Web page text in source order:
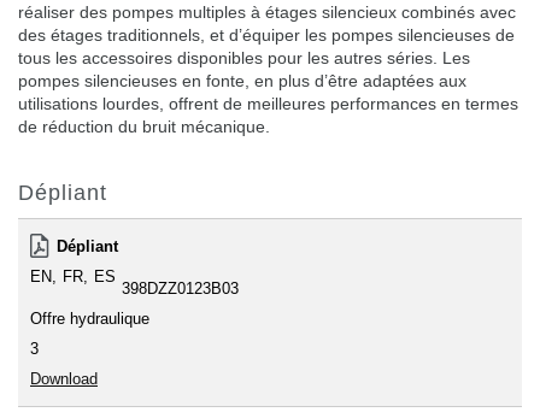
réaliser des pompes multiples à étages silencieux combinés avec
des étages traditionnels, et d’équiper les pompes silencieuses de
tous les accessoires disponibles pour les autres séries. Les
pompes silencieuses en fonte, en plus d’être adaptées aux
utilisations lourdes, offrent de meilleures performances en termes
de réduction du bruit mécanique.
Dépliant
Dépliant
EN
FR ES
398DZZ0123B03
Offre hydraulique
3
Download